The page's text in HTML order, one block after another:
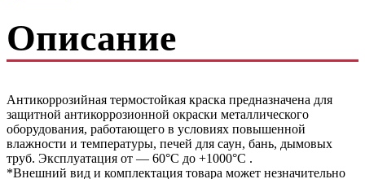
ELCON
Описание
Антикоррозийная термостойкая краска предназначена для
защитной антикоррозионной окраски металлического
оборудования, работающего в условиях повышенной
влажности и температуры, печей для саун, бань, дымовых
труб. Эксплуатация от — 60°С до +1000°С .
*Внешний вид и комплектация товара может незначительно